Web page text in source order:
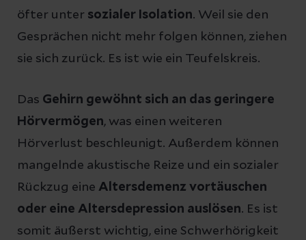
öfter unter sozialer Isolation. Weil sie den
Gesprächen nicht mehr folgen können, ziehen
sie sich zurück. Es ist wie ein Teufelskreis.
Das Gehirn gewöhnt sich an das geringere
Hörvermögen, was einen weiteren
Hörverlust beschleunigt. Außerdem können
mangelnde akustische Reize und ein sozialer
Rückzug eine Altersdemenz vortäuschen
oder eine Altersdepression auslösen. Es ist
somit äußerst wichtig, eine Schwerhörigkeit